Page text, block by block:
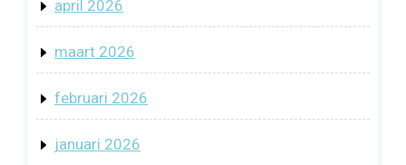
april 2026
maart 2026
februari 2026
januari 2026